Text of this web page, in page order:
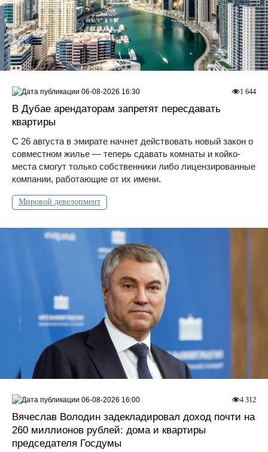
В Дубае арендаторам запретят пересдавать
квартиры
С 26 августа в эмирате начнет действовать новый закон о
совместном жилье — теперь сдавать комнаты и койко-
места смогут только собственники либо лицензированные
компании, работающие от их имени.
Мировой девелопмент
1 644
06-08-2026 16:30
Вячеслав Володин задекладировал доход почти на
260 миллионов рублей: дома и квартиры
председателя Госдумы
4 312
06-08-2026 16:00